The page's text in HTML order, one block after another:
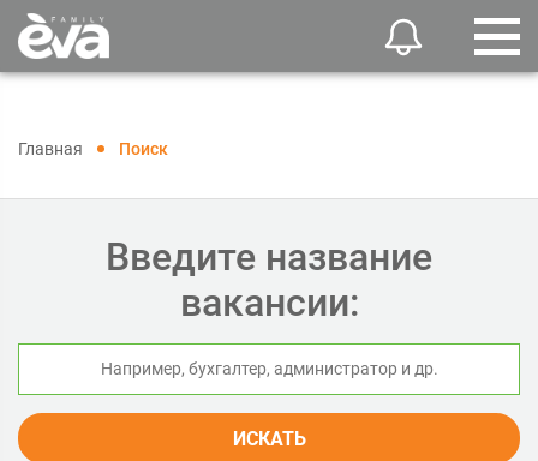
Главная Поиск
Введите название
вакансии:
ИСКАТЬ